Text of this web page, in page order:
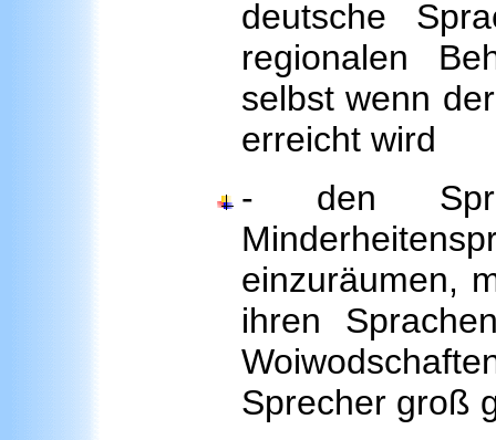
deutsche
regionalen
selbst wenn
erreicht wird
- den
einzuräumen,
ihren
Sprecher groß